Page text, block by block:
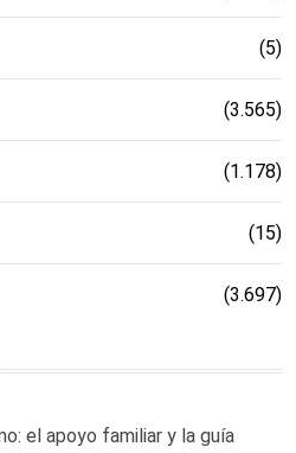
(5)
(3.565)
(1.178)
(15)
(3.697)
el apoyo familiar y la guía